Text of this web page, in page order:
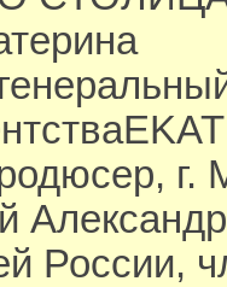
г.
России,